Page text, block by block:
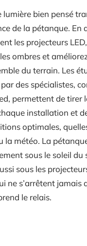
lumière bien pensé
de la pétanque. En
les projecteurs
ombres et
du terrain. Les
des spécialistes,
permettent de tirer
installation et
optimales,
la météo. La
sous le soleil du
sous les
ne s’arrêtent jamais
le relais.